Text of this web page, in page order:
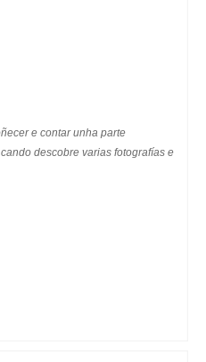
e contar unha parte
descobre varias fotografías e